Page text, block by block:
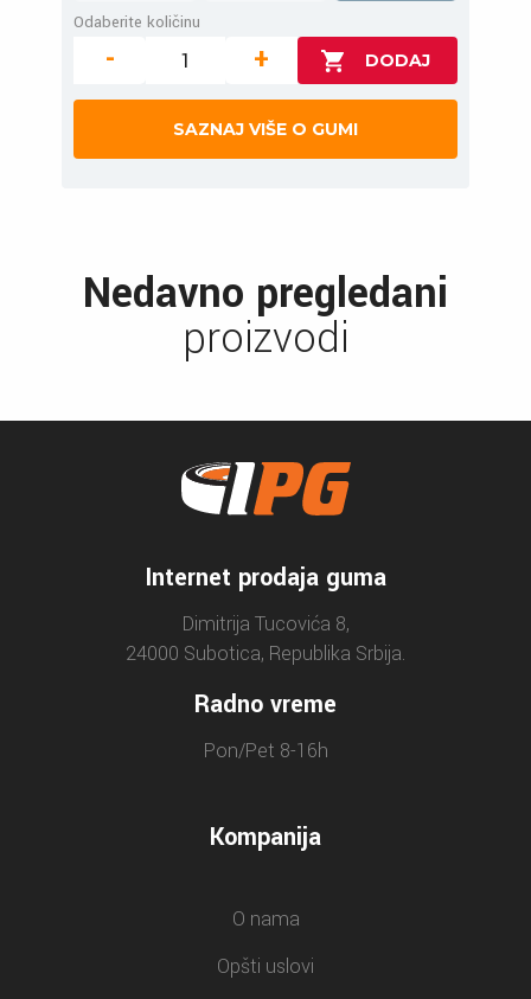
Odaberite količinu
- +
SAZNAJ VIŠE O GUMI
Nedavno pregledani
proizvodi
Internet prodaja guma
Dimitrija Tucovića 8,
24000 Subotica, Republika Srbija.
Radno vreme
Pon/Pet 8-16h
Kompanija
O nama
Opšti uslovi